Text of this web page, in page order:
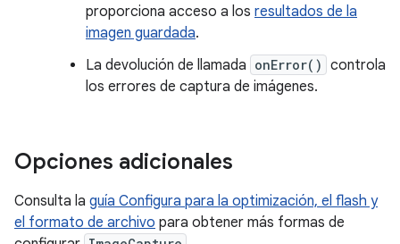
proporciona acceso a los resultados de la
imagen guardada.
La devolución de llamada onError() controla
los errores de captura de imágenes.
Opciones adicionales
Consulta la guía Configura para la optimización, el flash y
el formato de archivo para obtener más formas de